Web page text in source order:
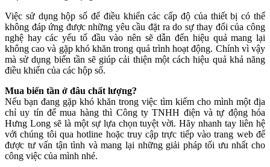
Việc sử dụng hộp số để điều khiển các cấp độ của thiết bị có thể
không đáp ứng được những yêu cầu đặt ra do sự thay đổi của công
nghệ hay các yếu tố đầu vào nên sẽ dẫn đến hiệu quả mang lại
không cao và gặp khó khăn trong quá trình hoạt động. Chính vì vậy
mà sử dụng biến tần sẽ giúp cải thiện một cách hiệu quả khả năng
điều khiển của các hộp số.
Mua biến tần ở đâu chất lượng?
Nếu bạn đang gặp khó khăn trong việc tìm kiếm cho mình một địa
chỉ uy tín để mua hàng thì Công ty TNHH điện và tự động hóa
Hưng Long sẽ là một sự lựa chọn tuyệt vời. Hãy nhanh tay liên hệ
với chúng tôi qua hotline hoặc truy cập trực tiếp vào trang web để
được tư vấn tận tình và mang lại những giải pháp tối ưu nhất cho
công việc của mình nhé.